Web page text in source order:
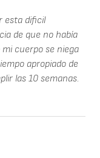
esta dificil
de que no había
mi cuerpo se niega
apropiado de
las 10 semanas.